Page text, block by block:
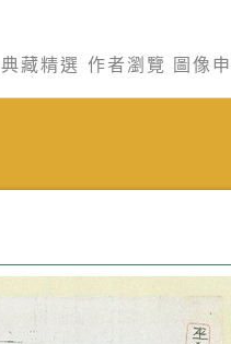
典藏精選 作者瀏覽 圖像